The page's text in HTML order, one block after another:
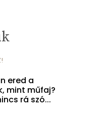
ered a
mint műfaj?
rá szó...